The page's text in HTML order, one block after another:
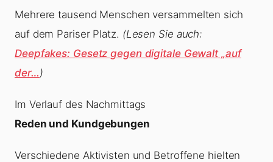
Mehrere tausend Menschen versammelten sich
auf dem Pariser Platz. (Lesen Sie auch:
Deepfakes: Gesetz gegen digitale Gewalt „auf
der… )
Im Verlauf des Nachmittags
Reden und Kundgebungen
Verschiedene Aktivisten und Betroffene hielten